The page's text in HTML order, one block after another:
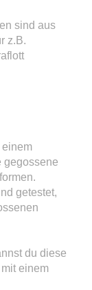
sind aus
z.B.
gegossene
getestet,
du diese
einem